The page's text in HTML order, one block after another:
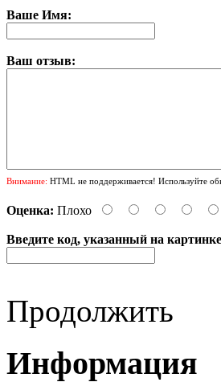
Ваше Имя:
Ваш отзыв:
Внимание: HTML не поддерживается! Используйте
Оценка: Плохо
Введите код, указанный на
Продолжить
Информация